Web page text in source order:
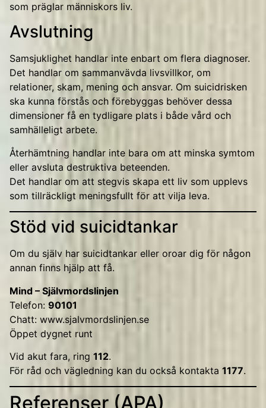
som präglar människors liv.
Avslutning
Samsjuklighet handlar inte enbart om flera diagnoser.
Det handlar om sammanvävda livsvillkor, om
relationer, skam, mening och ansvar. Om suicidrisken
ska kunna förstås och förebyggas behöver dessa
dimensioner få en tydligare plats i både vård och
samhälleligt arbete.
Återhämtning handlar inte bara om att minska symtom
eller avsluta destruktiva beteenden.
Det handlar om att stegvis skapa ett liv som upplevs
som tillräckligt meningsfullt för att vilja leva.
Stöd vid suicidtankar
Om du själv har suicidtankar eller oroar dig för någon
annan finns hjälp att få.
Mind – Självmordslinjen
Telefon: 90101
Chatt: www.sjalvmordslinjen.se
Öppet dygnet runt
Vid akut fara, ring 112.
För råd och vägledning kan du också kontakta 1177.
Referenser (APA)